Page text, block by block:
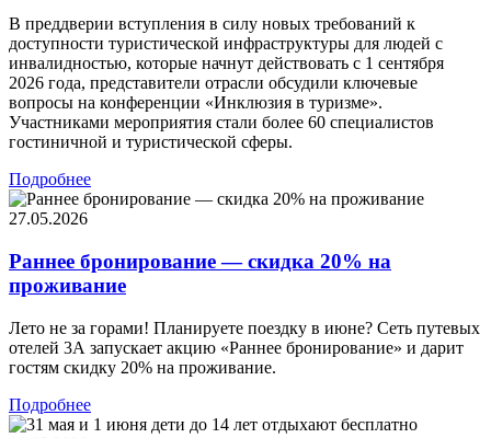
В преддверии вступления в силу новых требований к
доступности туристической инфраструктуры для людей с
инвалидностью, которые начнут действовать с 1 сентября
2026 года, представители отрасли обсудили ключевые
вопросы на конференции «Инклюзия в туризме».
Участниками мероприятия стали более 60 специалистов
гостиничной и туристической сферы.
Подробнее
27.05.2026
Раннее бронирование — скидка 20% на
проживание
Лето не за горами! Планируете поездку в июне? Сеть путевых
отелей 3А запускает акцию «Раннее бронирование» и дарит
гостям скидку 20% на проживание.
Подробнее